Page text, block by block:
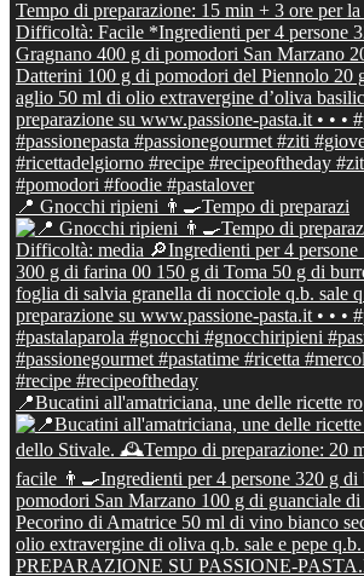
📍 Gnocchi ripieni 👨‍🍳Tempo di preparazi
📍Bucatini all'amatriciana, une delle ricette ro